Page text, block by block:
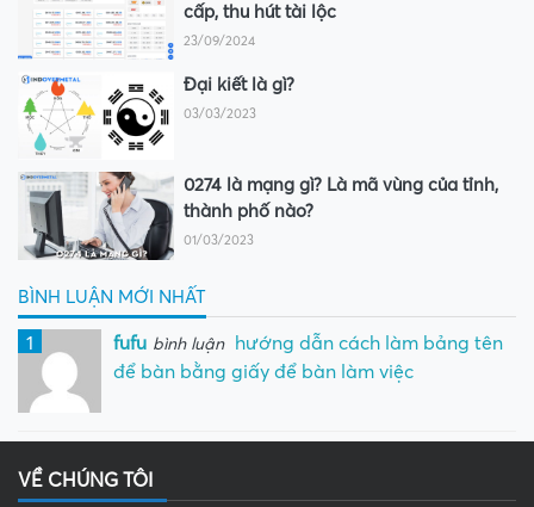
cấp, thu hút tài lộc
23/09/2024
Đại kiết là gì?
03/03/2023
0274 là mạng gì? Là mã vùng của tỉnh,
thành phố nào?
01/03/2023
BÌNH LUẬN MỚI NHẤT
1 fufu bình luận
hướng dẫn cách làm bảng tên
để bàn bằng giấy để bàn làm việc
VỀ CHÚNG TÔI